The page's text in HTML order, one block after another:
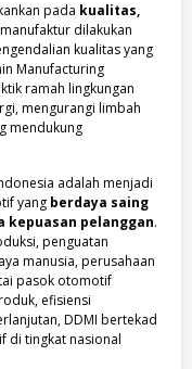
pada kualitas,
dilakukan
kualitas yang
Manufacturing
ramah lingkungan
mengurangi limbah
mendukung
adalah menjadi
yang berdaya saing
kepuasan pelanggan.
penguatan
manusia, perusahaan
pasok otomotif
efisiensi
DDMI bertekad
di tingkat nasional